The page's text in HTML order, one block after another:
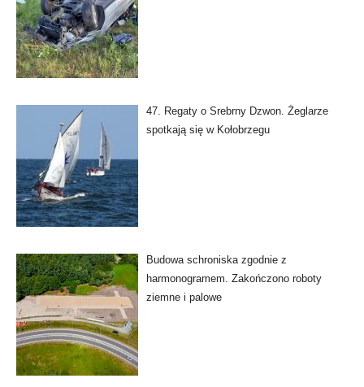
47. Regaty o Srebrny Dzwon. Żeglarze
spotkają się w Kołobrzegu
Budowa schroniska zgodnie z
harmonogramem. Zakończono roboty
ziemne i palowe